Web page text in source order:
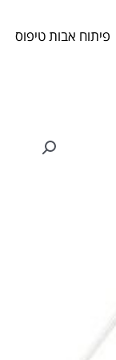
פיתוח אבות טיפוס